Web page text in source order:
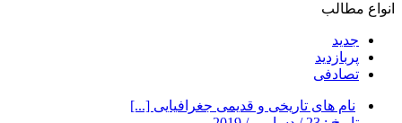
انواع مطالب
جدید
پربازدید
تصادفی
نام های تاریخی و قدیمی جغرافیایی [...]